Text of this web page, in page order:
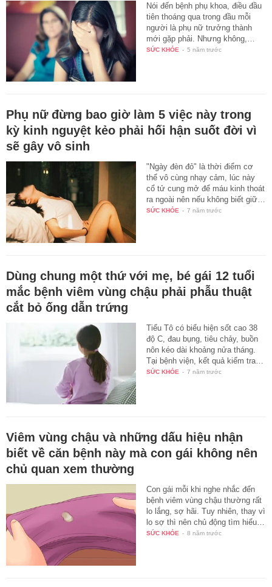
Nói đến bệnh phụ khoa, điều đầu
tiên thoáng qua trong đầu mỗi
người là phụ nữ trưởng thành
mới gặp phải. Nhưng không,…
SỨC KHỎE - 5 năm trước
Phụ nữ đừng bao giờ làm 5 việc này trong
kỳ kinh nguyệt kẻo phải hối hận suốt đời vì
sẽ gây vô sinh
"Ngày đèn đỏ" là thời điểm cơ
thể vô cùng nhạy cảm, lúc này
cổ tử cung mở để máu kinh thoát
ra ngoài nên nếu không biết giữ…
SỨC KHỎE - 7 năm trước
Dùng chung một thứ với mẹ, bé gái 12 tuổi
mắc bệnh viêm vùng chậu phải phẫu thuật
cắt bỏ ống dẫn trứng
Tiểu Tô có biểu hiện sốt cao 38
độ C, đau bụng, tiêu chảy, buồn
nôn kéo dài khoảng nửa tháng.
Tại bệnh viện, kết quả kiểm tra…
SỨC KHỎE - 7 năm trước
Viêm vùng chậu và những dấu hiệu nhận
biết về căn bệnh này mà con gái không nên
chủ quan xem thường
Con gái mỗi khi nghe nhắc đến
bệnh viêm vùng chậu thường rất
lo lắng, sợ hãi. Tuy nhiên, thay vì
lo sợ thì nên chủ động tìm hiểu…
SỨC KHỎE - 8 năm trước